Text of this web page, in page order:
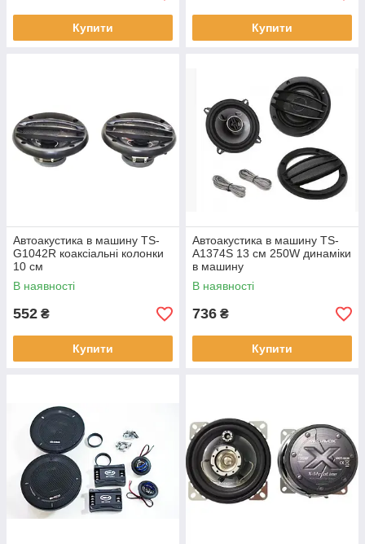
Купити Купити
Автоакустика в машину TS-
G1042R коаксіальні колонки
10 см
В наявності
552 ₴
Купити
Автоакустика в машину TS-
A1374S 13 см 250W динаміки
в машину
В наявності
736 ₴
Купити